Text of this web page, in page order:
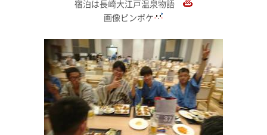
宿泊は長崎大江戸温泉物語
画像ピンボケ